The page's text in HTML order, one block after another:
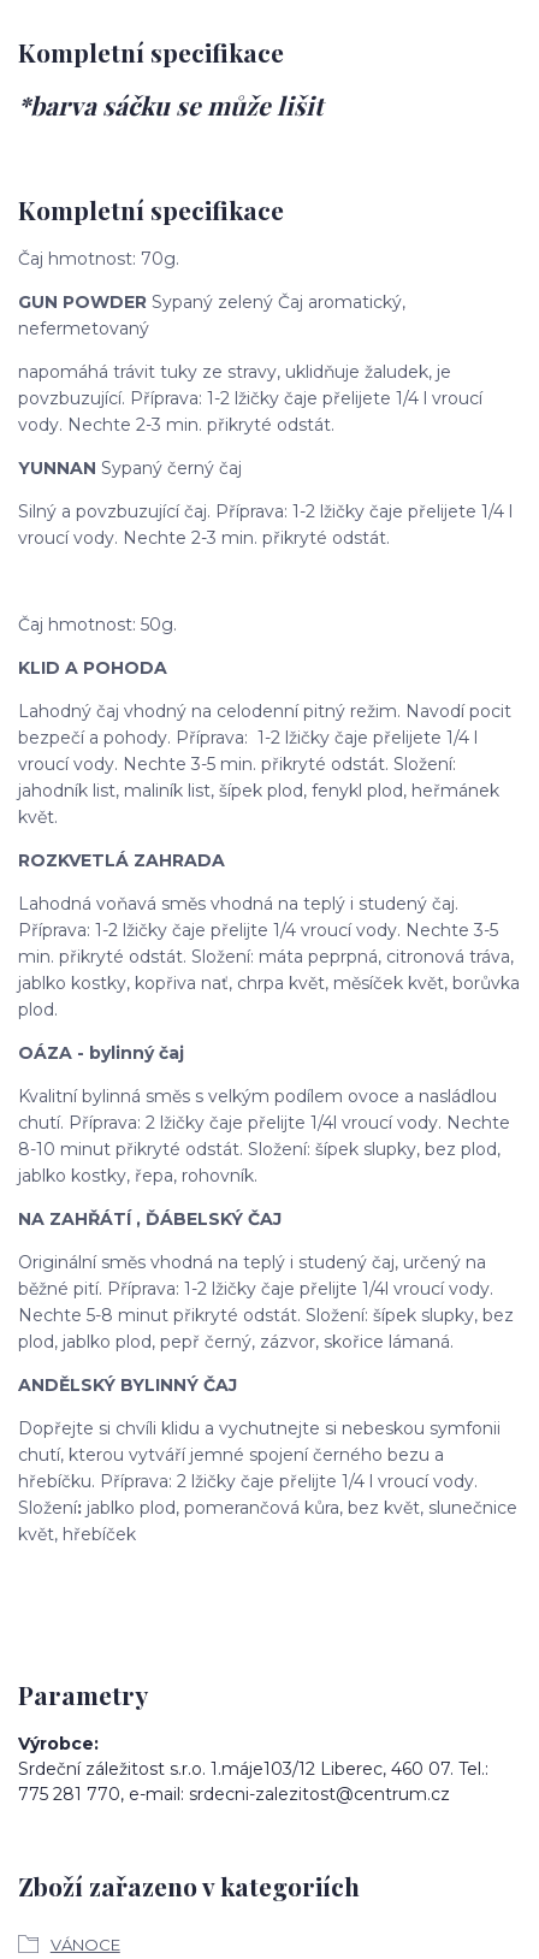
Kompletní specifikace
*barva sáčku se může lišit
Kompletní specifikace
Čaj hmotnost: 70g.
GUN POWDER Sypaný zelený Čaj aromatický,
nefermetovaný
napomáhá trávit tuky ze stravy, uklidňuje žaludek, je
povzbuzující. Příprava: 1-2 lžičky čaje přelijete 1/4 l vroucí
vody. Nechte 2-3 min. přikryté odstát.
YUNNAN Sypaný černý čaj
Silný a povzbuzující čaj. Příprava: 1-2 lžičky čaje přelijete 1/4 l
vroucí vody. Nechte 2-3 min. přikryté odstát.
Čaj hmotnost: 50g.
KLID A POHODA
Lahodný čaj vhodný na celodenní pitný režim. Navodí pocit
bezpečí a pohody. Příprava: 1-2 lžičky čaje přelijete 1/4 l
vroucí vody. Nechte 3-5 min. přikryté odstát. Složení:
jahodník list, maliník list, šípek plod, fenykl plod, heřmánek
květ.
ROZKVETLÁ ZAHRADA
Lahodná voňavá směs vhodná na teplý i studený čaj.
Příprava: 1-2 lžičky čaje přelijte 1/4 vroucí vody. Nechte 3-5
min. přikryté odstát. Složení: máta peprpná, citronová tráva,
jablko kostky, kopřiva nať, chrpa květ, měsíček květ, borůvka
plod.
OÁZA - bylinný čaj
Kvalitní bylinná směs s velkým podílem ovoce a nasládlou
chutí. Příprava: 2 lžičky čaje přelijte 1/4l vroucí vody. Nechte
8-10 minut přikryté odstát. Složení: šípek slupky, bez plod,
jablko kostky, řepa, rohovník.
NA ZAHŘÁTÍ , ĎÁBELSKÝ ČAJ
Originální směs vhodná na teplý i studený čaj, určený na
běžné pití. Příprava: 1-2 lžičky čaje přelijte 1/4l vroucí vody.
Nechte 5-8 minut přikryté odstát. Složení: šípek slupky, bez
plod, jablko plod, pepř černý, zázvor, skořice lámaná.
ANDĚLSKÝ BYLINNÝ ČAJ
Dopřejte si chvíli klidu a vychutnejte si nebeskou symfonii
chutí, kterou vytváří jemné spojení černého bezu a
hřebíčku. Příprava: 2 lžičky čaje přelijte 1/4 l vroucí vody.
Složení: jablko plod, pomerančová kůra, bez květ, slunečnice
květ, hřebíček
Parametry
Výrobce
Srdeční záležitost s.r.o. 1.máje103/12 Liberec, 460 07. Tel.:
775 281 770, e-mail: srdecni-zalezitost@centrum.cz
Zboží zařazeno v kategoriích
VÁNOCE